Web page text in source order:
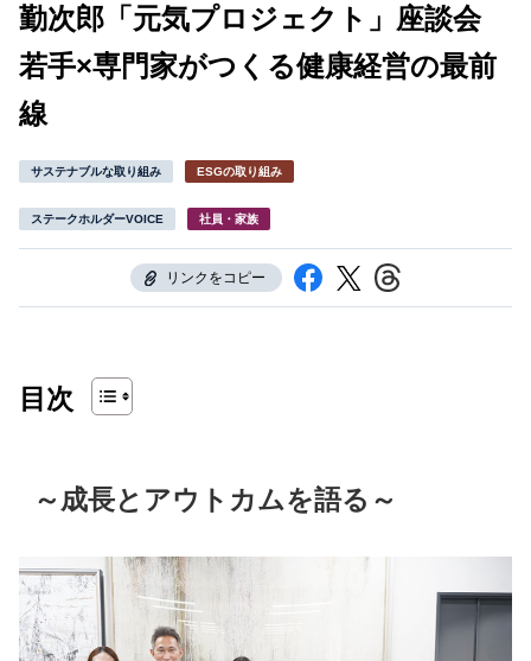
勤次郎「元気プロジェクト」座談会
若手×専門家がつくる健康経営の最前
線
サステナブルな取り組み ESGの取り組み
ステークホルダーVOICE 社員・家族
リンクをコピー
目次
～成長とアウトカムを語る～